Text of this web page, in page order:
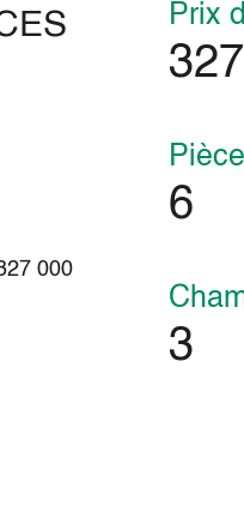
000
Prix
6
3